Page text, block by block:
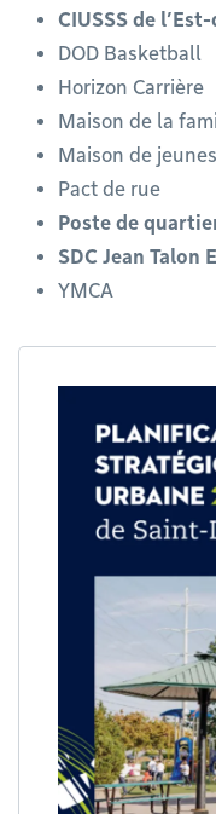
CIUSSS de
DOD Basketball
Horizon Carrière
Maison de la
Maison de
Pact de rue
Poste de
SDC Jean Talon
YMCA